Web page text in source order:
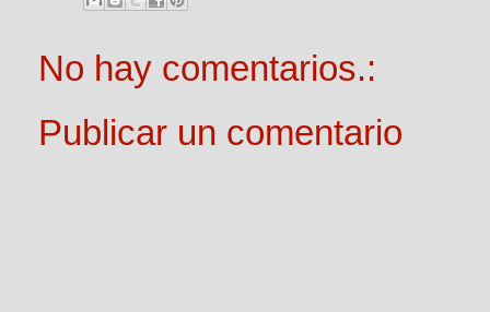
No hay comentarios.:
Publicar un comentario